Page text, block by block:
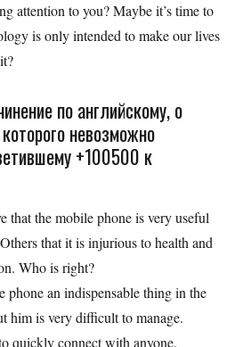
attention to you? Maybe it’s time to
is only intended to make our lives
по английскому, о
невозможно
+100500 к
that the mobile phone is very useful
that it is injurious to health and
Who is right?
phone an indispensable thing in the
him is very difficult to manage.
quickly connect with anyone.